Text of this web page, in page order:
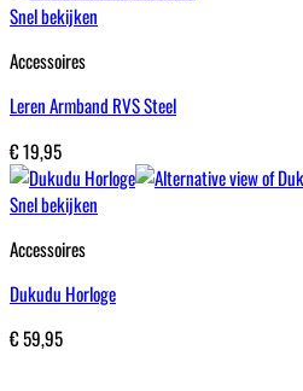
Snel bekijken
Accessoires
Leren Armband RVS Steel
€19,95
Snel bekijken
Accessoires
Dukudu Horloge
€59,95